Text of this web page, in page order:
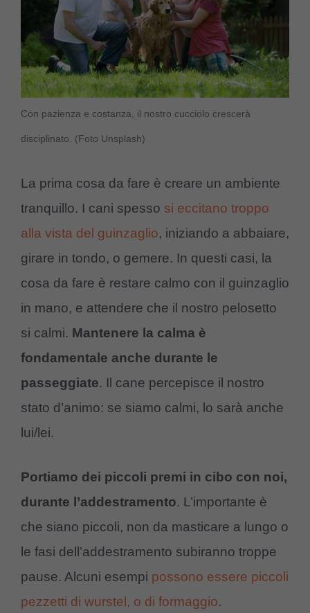
Con pazienza e costanza, il nostro cucciolo crescerà
disciplinato. (Foto Unsplash)
La prima cosa da fare è creare un ambiente
tranquillo. I cani spesso si eccitano troppo
alla vista del guinzaglio, iniziando a abbaiare,
girare in tondo, o gemere. In questi casi, la
cosa da fare è restare calmo con il guinzaglio
in mano, e attendere che il nostro pelosetto
si calmi. Mantenere la calma è
fondamentale anche durante le
passeggiate. Il cane percepisce il nostro
stato d’animo: se siamo calmi, lo sarà anche
lui/lei.
Portiamo dei piccoli premi in cibo con noi,
durante l’addestramento. L’importante è
che siano piccoli, non da masticare a lungo o
le fasi dell’addestramento subiranno troppe
pause. Alcuni esempi possono essere piccoli
pezzetti di wurstel, o di formaggio.